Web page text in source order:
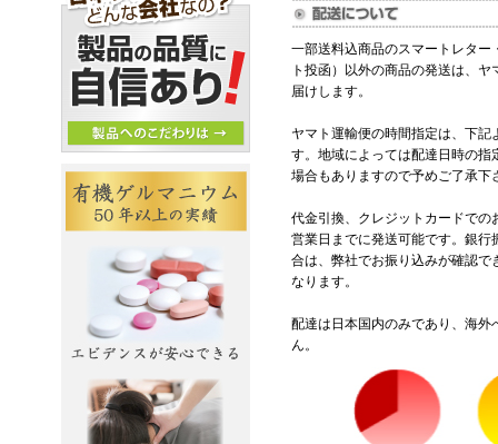
一部送料込商品のスマートレター
ト投函）以外の商品の発送は、
届けします。
ヤマト運輸便の時間指定は、下記
す。地域によっては配達日時の指
場合もありますので予めご了承下
代金引換、クレジットカードでの
営業日までに発送可能です。銀行
合は、弊社でお振り込みが確認で
なります。
配達は日本国内のみであり、海外
ん。